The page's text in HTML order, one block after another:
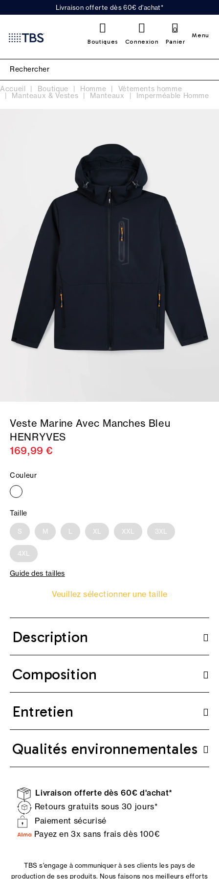
Livraison offerte dès 60€ d'achat*
Boutiques Connexion Panier
0
Menu
Accueil Boutique Homme Vêtements homme
Manteaux & Vestes Manteaux Imperméable Homme
Veste Marine Avec Manches Bleu
HENRYVES
169,99 €
Couleur
Taille
S M L XL XXL 3XL
4XL
Guide des tailles
Veuillez sélectionner une taille
Description
Composition
Entretien
Qualités environnementales
Livraison offerte dès 60€ d'achat*
Retours gratuits sous 30 jours*
Paiement sécurisé
Payez en 3x sans frais dès 100€
TBS s'engage à communiquer à ses clients les pays de
production de ses produits. Nous faisons nos meilleurs efforts